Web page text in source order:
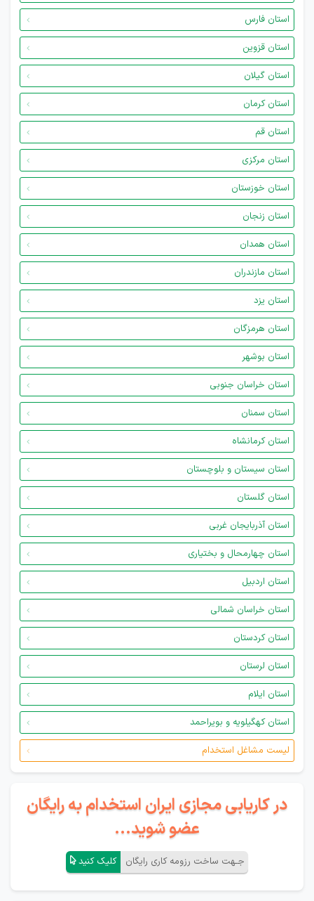
استان فارس
استان قزوین
استان گیلان
استان کرمان
استان قم
استان مرکزی
استان خوزستان
استان زنجان
استان همدان
استان مازندران
استان یزد
استان هرمزگان
استان بوشهر
استان خراسان جنوبی
استان سمنان
استان کرمانشاه
استان سیستان و بلوچستان
استان گلستان
استان آذربایجان غربی
استان چهارمحال و بختیاری
استان اردبیل
استان خراسان شمالی
استان کردستان
استان لرستان
استان ایلام
استان کهگیلویه و بویراحمد
لیست مشاغل استخدام
در کاریابی مجازی ایران استخدام به رایگان
عضو شوید...
جـهت ساخت رزومه کاری رایگان کلیک کنید